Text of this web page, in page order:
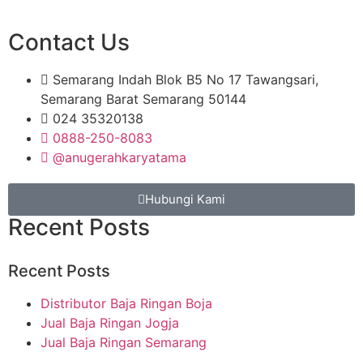
Contact Us
Semarang Indah Blok B5 No 17 Tawangsari,
Semarang Barat Semarang 50144
024 35320138
0888-250-8083
@anugerahkaryatama
Hubungi Kami
Recent Posts
Recent Posts
Distributor Baja Ringan Boja
Jual Baja Ringan Jogja
Jual Baja Ringan Semarang